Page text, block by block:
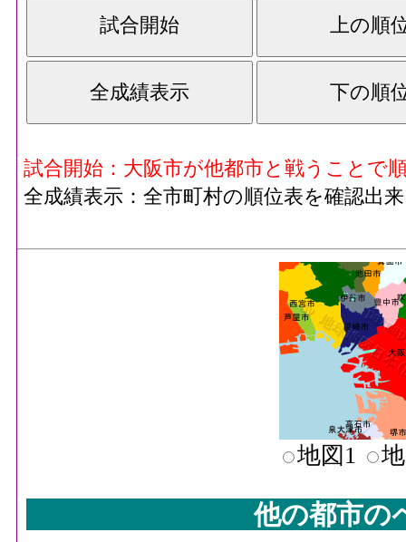
試合開始：大阪市が他都市と戦うことで
全成績表示：全市町村の順位表を確認出
地図1
他の都市の